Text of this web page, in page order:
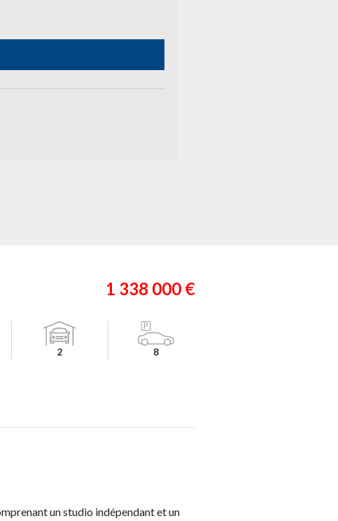
1 338 000 €
2 8
un studio indépendant et un